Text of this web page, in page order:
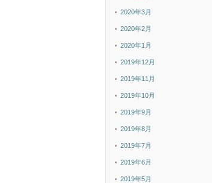
2020年3月
2020年2月
2020年1月
2019年12月
2019年11月
2019年10月
2019年9月
2019年8月
2019年7月
2019年6月
2019年5月